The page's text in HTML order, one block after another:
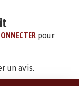
pour
un avis.